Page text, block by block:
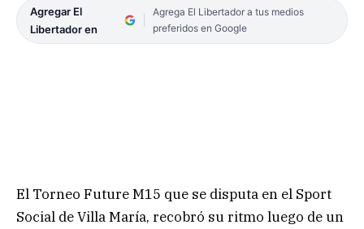
Agregar El
Libertador en
Agrega El Libertador a tus medios
preferidos en Google
El Torneo Future M15 que se disputa en el Sport
Social de Villa María, recobró su ritmo luego de un